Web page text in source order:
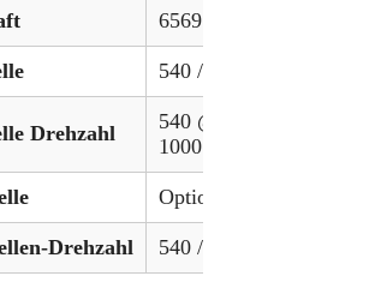
6569 kg (14482 lbs)
540 / 750 / 1000 U/min
Drehzahl
540 @ 1932 U/min
1000 @ 1937 U/min
Optional, unabhängig
Drehzahl 540 / 1000 U/min